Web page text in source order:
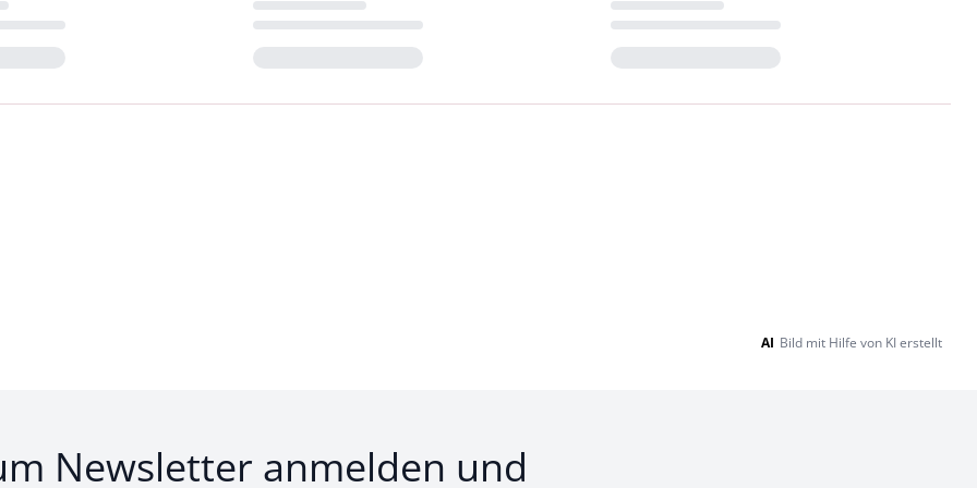
AI Bild mit Hilfe von KI erstellt
Newsletter anmelden und